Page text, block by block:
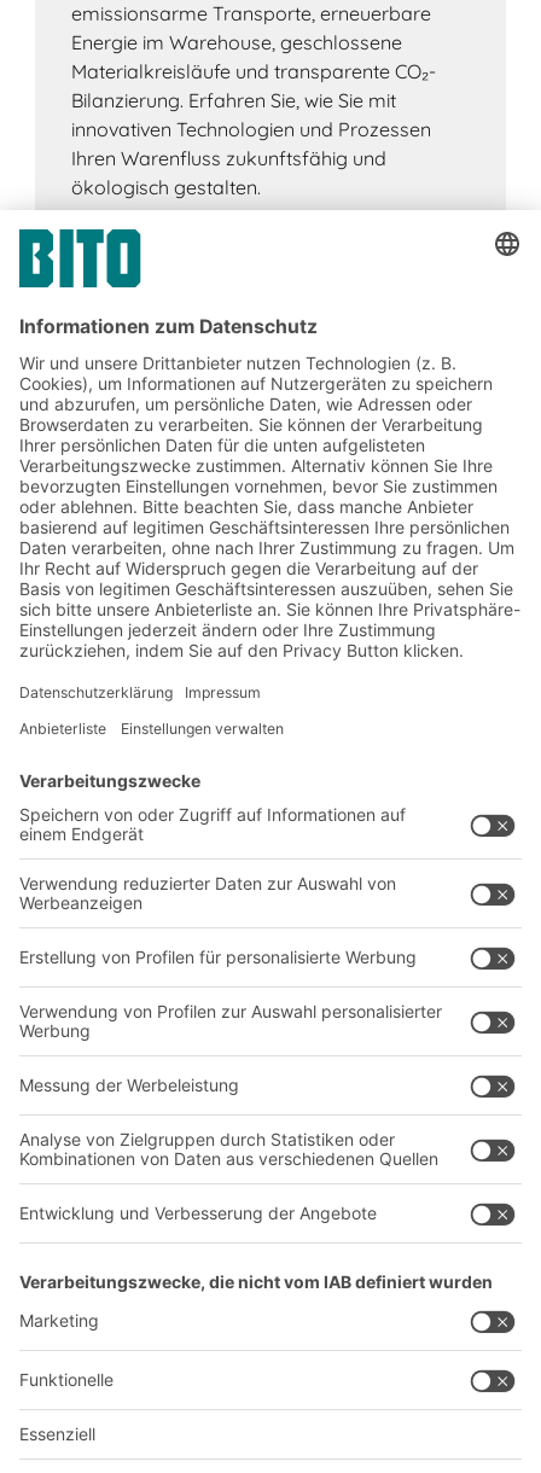
emissionsarme Transporte, erneuerbare
Energie im Warehouse, geschlossene
Materialkreisläufe und transparente CO₂-
Bilanzierung. Erfahren Sie, wie Sie mit
innovativen Technologien und Prozessen
Ihren Warenfluss zukunftsfähig und
ökologisch gestalten.
Jetzt beim BITO Newsletter
anmelden:
Lager- & Logistiknews
Exklusive Rabatte
Neuheiten
Newsletter abonnieren
Lösungen
Intralogistiklösungen
Behältersysteme
Regalsysteme
Transportsysteme
Dienstleistungen
Kontaktformular
Unternehmen
Über uns
Produktionsstandorte
Karriere
Follow us
YOUR LIFE.
+49 (6753) 122-922